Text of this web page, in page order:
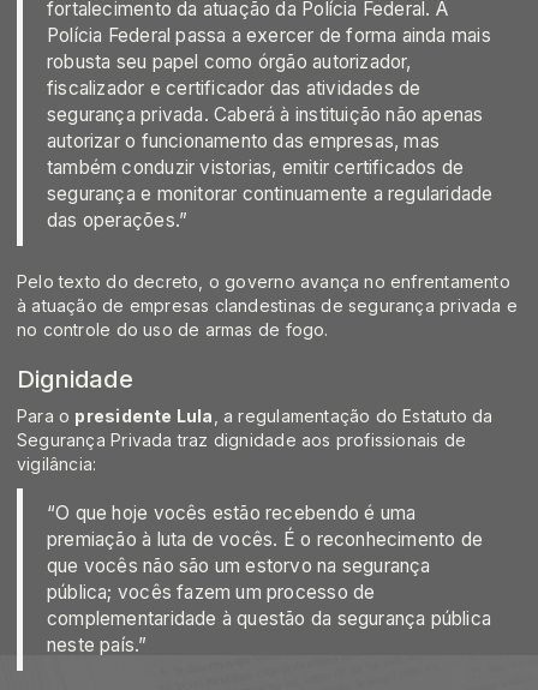
fortalecimento da atuação da Polícia Federal. A
Polícia Federal passa a exercer de forma ainda mais
robusta seu papel como órgão autorizador,
fiscalizador e certificador das atividades de
segurança privada. Caberá à instituição não apenas
autorizar o funcionamento das empresas, mas
também conduzir vistorias, emitir certificados de
segurança e monitorar continuamente a regularidade
das operações.”
Pelo texto do decreto, o governo avança no enfrentamento
à atuação de empresas clandestinas de segurança privada e
no controle do uso de armas de fogo.
Dignidade
Para o presidente Lula , a regulamentação do Estatuto da
Segurança Privada traz dignidade aos profissionais de
vigilância:
“O que hoje vocês estão recebendo é uma
premiação à luta de vocês. É o reconhecimento de
que vocês não são um estorvo na segurança
pública; vocês fazem um processo de
complementaridade à questão da segurança pública
neste país.”